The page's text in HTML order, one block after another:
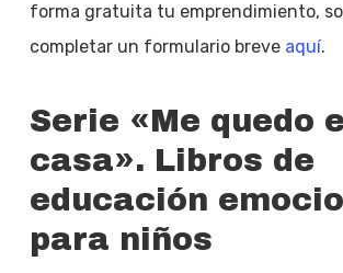
forma gratuita tu emprendimiento,
completar un formulario breve aquí.
Serie «Me quedo
casa». Libros de
educación
para niños